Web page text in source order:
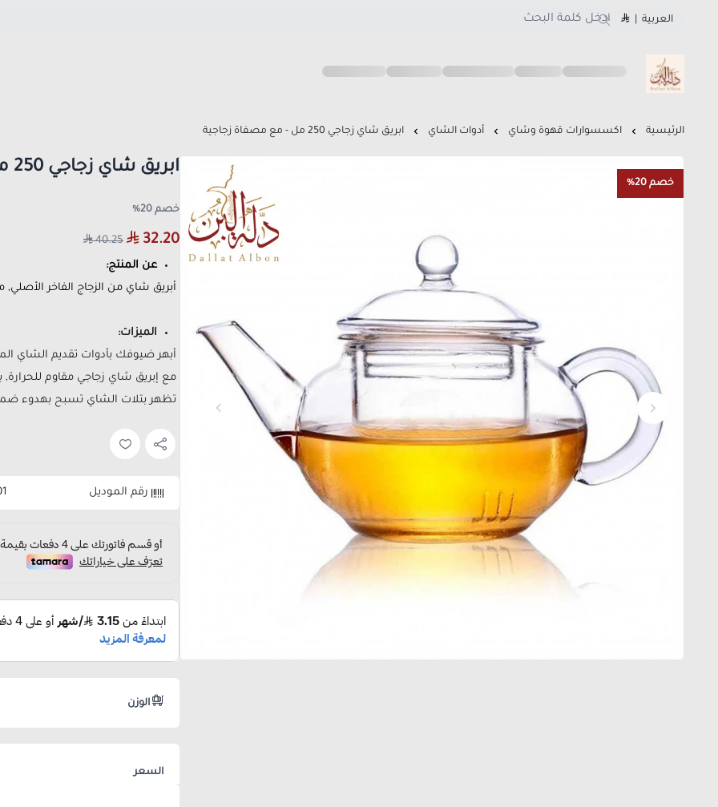
العربية
متجر دلة البن
الرئيسية اكسسوارات قهوة وشاي أدوات الشاي ابريق شاي زجاجي 250 مل - مع مصفاة زجاجية
خصم 20%
ابريق شاي زجاجي 250 مل - مع مصفاة زجاجية
خصم 20%
32.20
40.25
عن المنتج:
أبريق شاي من الزجاج الفاخر
الميزات:
أبهر ضيوفك بأدوات تقديم الشاي
تظهر بتلات الشاي تسبح بهدوء
رقم الموديل
الوزن
السعر